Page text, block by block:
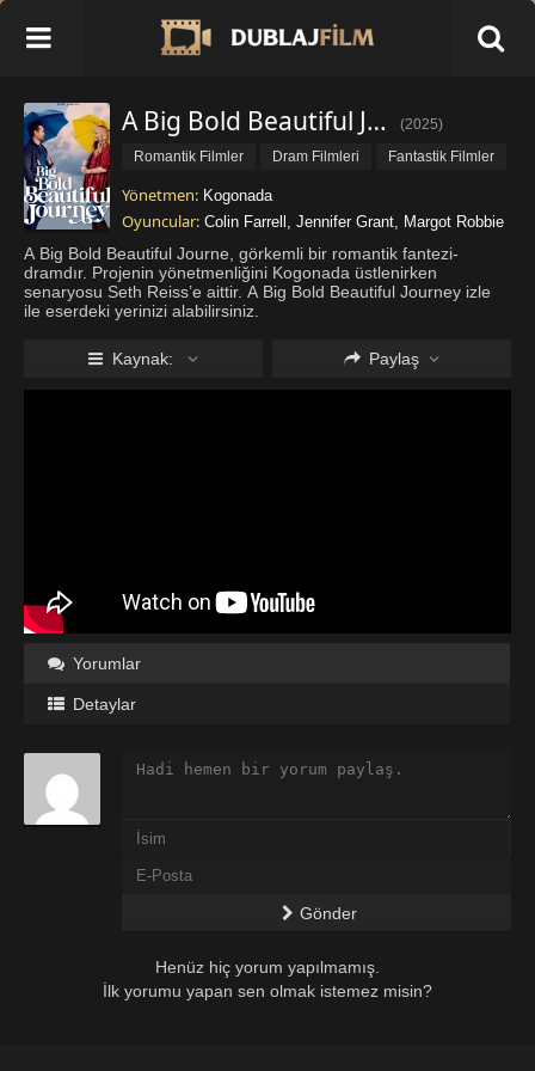
A Big Bold Beautiful Journey İzle (2025)
Romantik Filmler
Dram Filmleri Fantastik Filmler
Yönetmen: Kogonada
Oyuncular: Colin Farrell , Jennifer Grant, Margot Robbie
A Big Bold Beautiful Journe, görkemli bir romantik fantezi-
dramdır. Projenin yönetmenliğini Kogonada üstlenirken
senaryosu Seth Reiss’e aittir. A Big Bold Beautiful Journey izle
ile eserdeki yerinizi alabilirsiniz.
Sarah ve David’in hayatları, ortak bir arka
Daha fazla göster
Kaynak: Paylaş
Yorumlar
Detaylar
Gönder
Henüz hiç yorum yapılmamış.
İlk yorumu yapan sen olmak istemez misin?